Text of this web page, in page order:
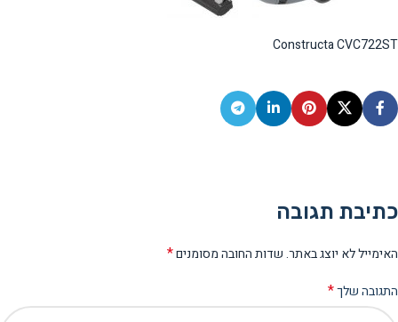
Constructa CVC722ST
כתיבת תגובה
האימייל לא יוצג באתר.שדות החובה מסומנים*
התגובה שלך*